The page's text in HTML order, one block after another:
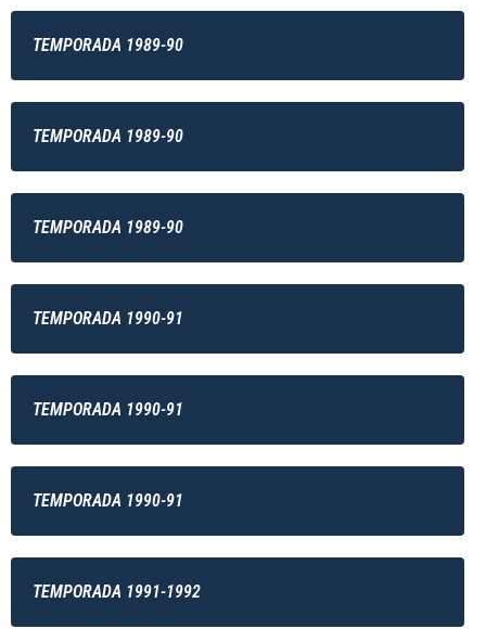
TEMPORADA 1989-90
TEMPORADA 1989-90
TEMPORADA 1989-90
TEMPORADA 1990-91
TEMPORADA 1990-91
TEMPORADA 1990-91
TEMPORADA 1991-1992